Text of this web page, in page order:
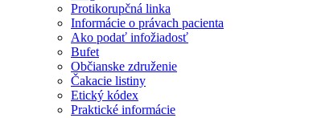
Protikorupčná linka
Informácie o právach pacienta
Ako podať infožiadosť
Bufet
Občianske združenie
Čakacie listiny
Etický kódex
Praktické informácie